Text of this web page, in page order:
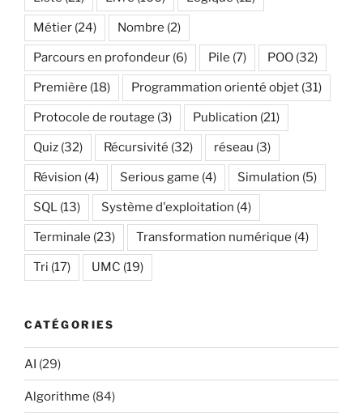
Métier (24) Nombre (2)
Parcours en profondeur (6) Pile (7) POO (32)
Première (18) Programmation orienté objet (31)
Protocole de routage (3) Publication (21)
Quiz (32) Récursivité (32) réseau (3)
Révision (4) Serious game (4) Simulation (5)
SQL (13) Système d'exploitation (4)
Terminale (23) Transformation numérique (4)
Tri (17) UMC (19)
CATÉGORIES
AI (29)
Algorithme (84)